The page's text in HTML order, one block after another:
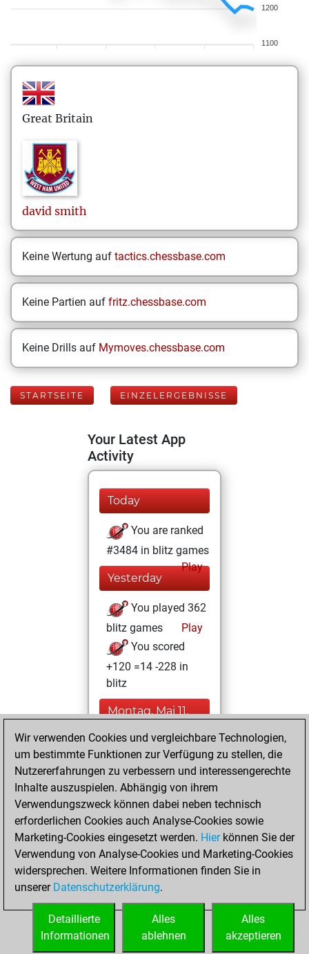
1200
1100
Great Britain
david smith
Keine Wertung auf tactics.chessbase.com
Keine Partien auf fritz.chessbase.com
Keine Drills auf Mymoves.chessbase.com
STARTSEITE EINZELERGEBNISSE
Your Latest App
Activity
Today
You are ranked
#3484 in blitz games
Play
Yesterday
You played 362
blitz games
Play
You scored
+120 =14 -228 in
blitz
Montag, Mai 11,
You played 38
bullet games
Play
You scored +5
=1 -32 in bullet
Dienstag, Januar
30, 2024
You created
your Play account
Wir verwenden Cookies und vergleichbare Technologien,
um bestimmte Funktionen zur Verfügung zu stellen, die
Nutzererfahrungen zu verbessern und interessengerechte
Inhalte auszuspielen. Abhängig von ihrem
Verwendungszweck können dabei neben technisch
erforderlichen Cookies auch Analyse-Cookies sowie
Marketing-Cookies eingesetzt werden. Hierkönnen Sie der
Verwendung von Analyse-Cookies und Marketing-Cookies
widersprechen. Weitere Informationen finden Sie in
unserer Datenschutzerklärung.
Alles
akzeptieren
Alles
ablehnen
Detaillierte
Informationen